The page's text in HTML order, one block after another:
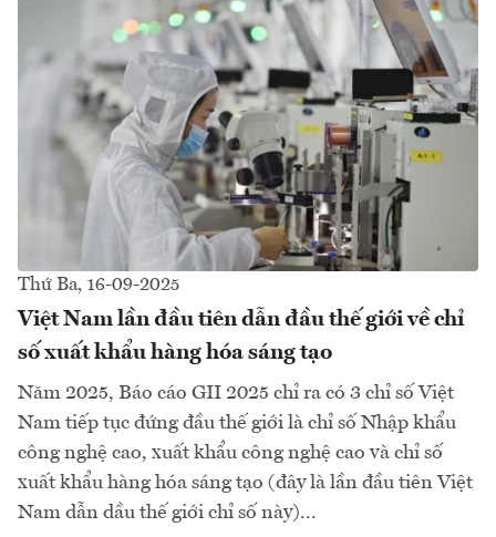
Thứ Ba, 16-09-2025
Việt Nam lần đầu tiên dẫn đầu thế giới về chỉ
số xuất khẩu hàng hóa sáng tạo
Năm 2025, Báo cáo GII 2025 chỉ ra có 3 chỉ số Việt
Nam tiếp tục đứng đầu thế giới là chỉ số Nhập khẩu
công nghệ cao, xuất khẩu công nghệ cao và chỉ số
xuất khẩu hàng hóa sáng tạo (đây là lần đầu tiên Việt
Nam dẫn dầu thế giới chỉ số này)...